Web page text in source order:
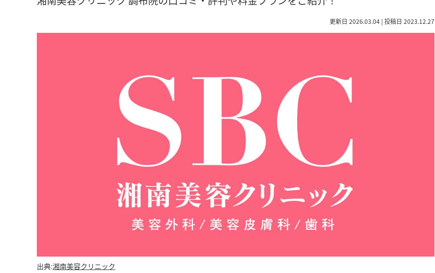
更新日 2026.03.04 | 投稿日 2023.12.27
出典:湘南美容クリニック